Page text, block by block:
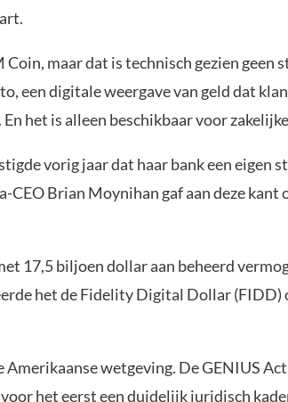
maar dat is technisch gezien geen
een digitale weergave van geld dat
het is alleen beschikbaar voor
vorig jaar dat haar bank een eigen
CEO Brian Moynihan gaf aan deze kant
17,5 biljoen dollar aan beheerd
het de Fidelity Digital Dollar (FIDD)
wetgeving. De GENIUS
het eerst een duidelijk juridisch